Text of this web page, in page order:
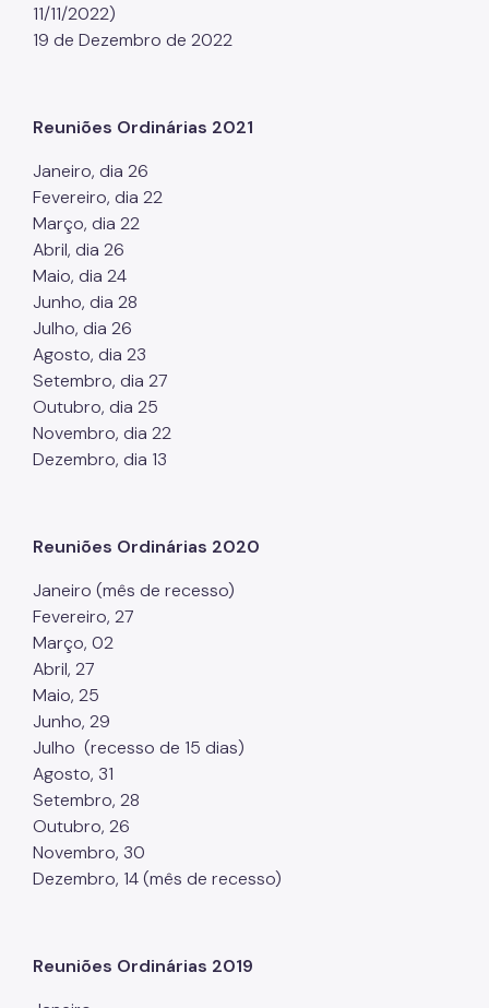
11/11/2022)
19 de Dezembro de 2022
Reuniões Ordinárias 2021
Janeiro, dia 26
Fevereiro, dia 22
Março, dia 22
Abril, dia 26
Maio, dia 24
Junho, dia 28
Julho, dia 26
Agosto, dia 23
Setembro, dia 27
Outubro, dia 25
Novembro, dia 22
Dezembro, dia 13
Reuniões Ordinárias 2020
Janeiro (mês de recesso)
Fevereiro, 27
Março, 02
Abril, 27
Maio, 25
Junho, 29
Julho (recesso de 15 dias)
Agosto, 31
Setembro, 28
Outubro, 26
Novembro, 30
Dezembro, 14 (mês de recesso)
Reuniões Ordinárias 2019